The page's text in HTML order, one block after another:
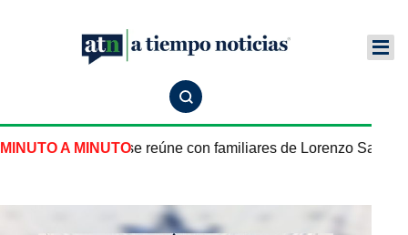
MINUTO A MINUTO
México en EU se reúne con familiares de Lorenzo Salgado